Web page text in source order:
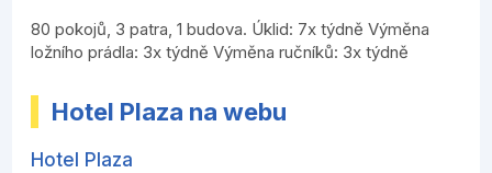
80 pokojů, 3 patra, 1 budova. Úklid: 7x týdně Výměna
ložního prádla: 3x týdně Výměna ručníků: 3x týdně
Hotel Plaza na webu
Hotel Plaza